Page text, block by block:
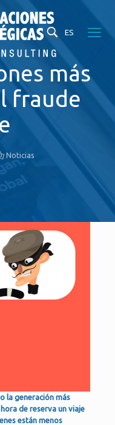
ES
más
fraude
Noticias
la generación más
de reserva un viaje
están menos